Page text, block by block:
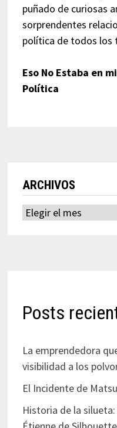
puñado de curiosas
sorprendentes
política de todos los
Eso No Estaba en
Política
ARCHIVOS
Archivos
Posts
La emprendedora
visibilidad a los
El Incidente de
Historia de la